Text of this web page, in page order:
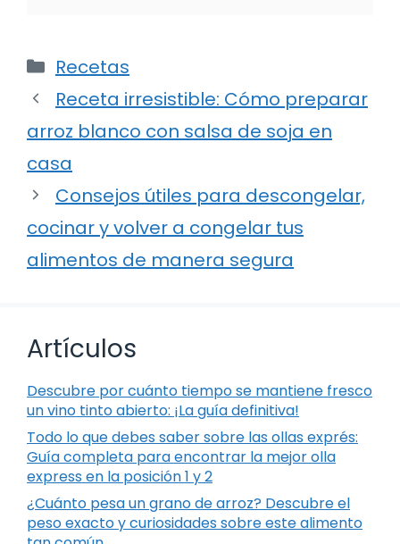
Categorías
Recetas
Receta irresistible: Cómo preparar
arroz blanco con salsa de soja en
casa
Consejos útiles para descongelar,
cocinar y volver a congelar tus
alimentos de manera segura
Artículos
Descubre por cuánto tiempo se mantiene fresco
un vino tinto abierto: ¡La guía definitiva!
Todo lo que debes saber sobre las ollas exprés:
Guía completa para encontrar la mejor olla
express en la posición 1 y 2
¿Cuánto pesa un grano de arroz? Descubre el
peso exacto y curiosidades sobre este alimento